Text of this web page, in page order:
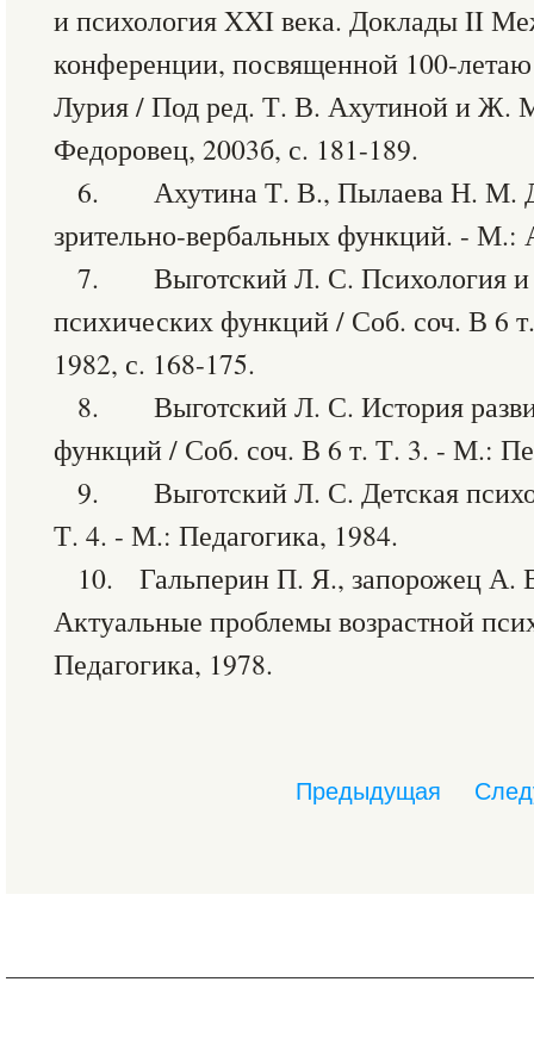
и психология XXI века. Доклады II
конференции, посвященной 100-
Лурия / Под ред. Т. В. Ахутиной и
Федоровец, 2003б, с. 181-189.
6. Ахутина Т. В., Пылаева Н. М.
зрительно-вербальных функций. - М.:
7. Выготский Л. С. Психология и
психических функций / Соб. соч. В 6
1982, с. 168-175.
8. Выготский Л. С. История
функций / Соб. соч. В 6 т. Т. 3. - М.:
9. Выготский Л. С. Детская
Т. 4. - М.: Педагогика, 1984.
10. Гальперин П. Я., запорожец А.
Актуальные проблемы возрастной
Педагогика, 1978.
Предыдущая